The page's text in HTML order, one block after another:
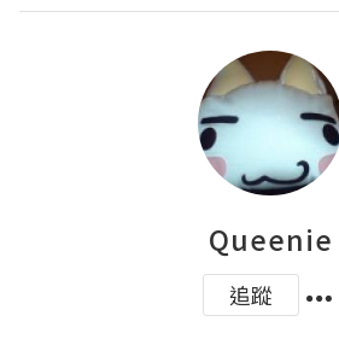
Queenie
追蹤